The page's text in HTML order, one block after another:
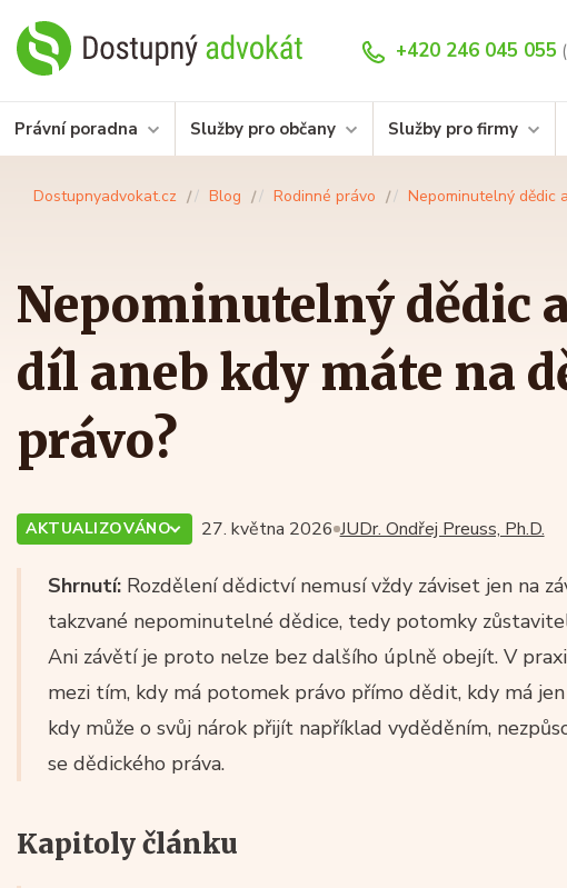
+420 246 045 055
Právní poradna Služby pro občany Služby pro firmy
Dostupnyadvokat.cz Blog Rodinné právo Nepominutelný dědic
Nepominutelný dědic
díl aneb kdy máte na
právo?
JUDr. Ondřej Preuss, Ph.D.
AKTUALIZOVÁNO 27. května 2026
Shrnutí: Rozdělení dědictví nemusí vždy záviset jen na
takzvané nepominutelné dědice, tedy potomky
Ani závětí je proto nelze bez dalšího úplně obejít. V
mezi tím, kdy má potomek právo přímo dědit, kdy má
kdy může o svůj nárok přijít například vyděděním,
se dědického práva.
Kapitoly článku